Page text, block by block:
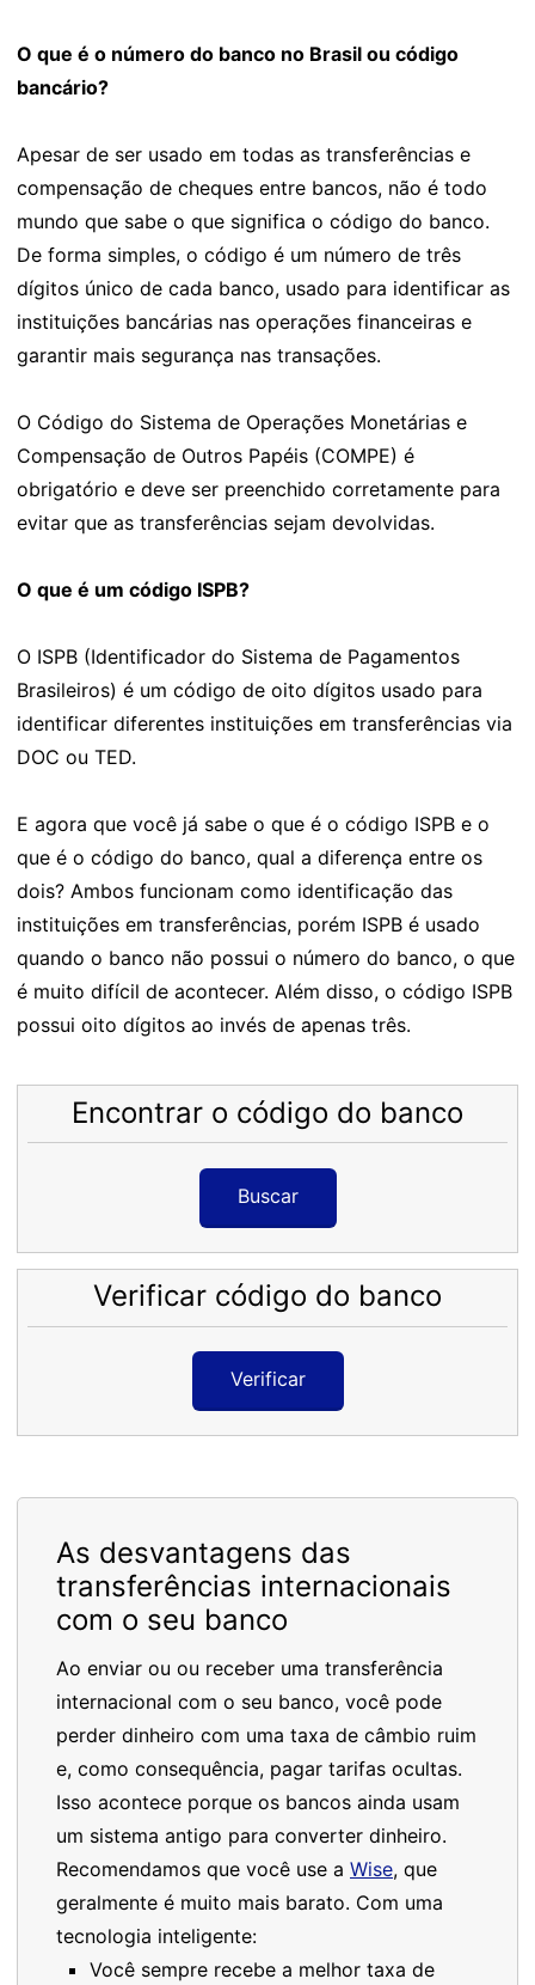
O que é o número do banco no Brasil ou código
bancário?
Apesar de ser usado em todas as transferências e
compensação de cheques entre bancos, não é todo
mundo que sabe o que significa o código do banco.
De forma simples, o código é um número de três
dígitos único de cada banco, usado para identificar as
instituições bancárias nas operações financeiras e
garantir mais segurança nas transações.
O Código do Sistema de Operações Monetárias e
Compensação de Outros Papéis (COMPE) é
obrigatório e deve ser preenchido corretamente para
evitar que as transferências sejam devolvidas.
O que é um código ISPB?
O ISPB (Identificador do Sistema de Pagamentos
Brasileiros) é um código de oito dígitos usado para
identificar diferentes instituições em transferências via
DOC ou TED.
E agora que você já sabe o que é o código ISPB e o
que é o código do banco, qual a diferença entre os
dois? Ambos funcionam como identificação das
instituições em transferências, porém ISPB é usado
quando o banco não possui o número do banco, o que
é muito difícil de acontecer. Além disso, o código ISPB
possui oito dígitos ao invés de apenas três.
Encontrar o código do banco
Buscar
Verificar código do banco
Verificar
As desvantagens das
transferências internacionais
com o seu banco
Ao enviar ou ou receber uma transferência
internacional com o seu banco, você pode
perder dinheiro com uma taxa de câmbio ruim
e, como consequência, pagar tarifas ocultas.
Isso acontece porque os bancos ainda usam
um sistema antigo para converter dinheiro.
Recomendamos que você use a Wise, que
geralmente é muito mais barato. Com uma
tecnologia inteligente:
Você sempre recebe a melhor taxa de